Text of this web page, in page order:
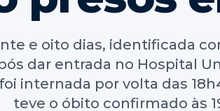
e oito dias, identificada
dar entrada no Hospital
internada por volta das
teve o óbito confirmado às